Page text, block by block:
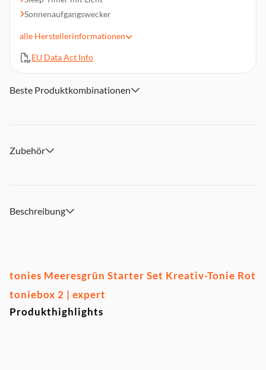
Sonnenaufgangswecker
Kindersicher ab 1
Lange Akkulaufzeit
Funktioniert mit allen Tonies
alle Herstellerinformationen
EU Data Act Info
Beste Produktkombinationen
Zubehör
Beschreibung
tonies Meeresgrün Starter Set Kreativ-Tonie Rot
toniebox 2 | expert
Produkthighlights